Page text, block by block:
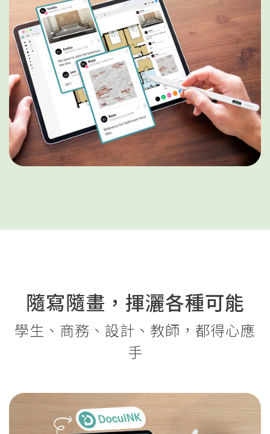
隨寫隨畫，揮灑各種可能
學生、商務、設計、教師，都得心應
手